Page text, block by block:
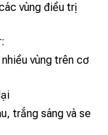
vùng điều trị
vùng trên cơ
trắng sáng và se